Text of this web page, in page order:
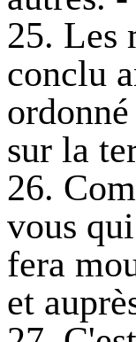
25. Les
conclu
sur la
26.
vous
fera
et